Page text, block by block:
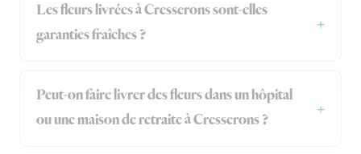
Les fleurs livrées à Cresserons sont-elles
garanties fraîches ?
Peut-on faire livrer des fleurs dans un hôpital
ou une maison de retraite à Cresserons ?